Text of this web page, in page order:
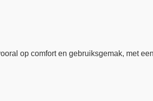
op comfort en gebruiksgemak, met een